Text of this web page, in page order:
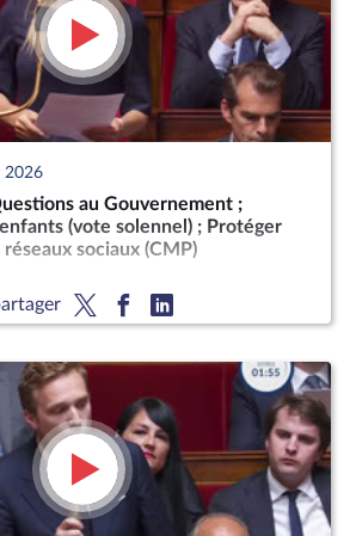
2026
au Gouvernement ;
(vote solennel) ; Protéger
sociaux (CMP)